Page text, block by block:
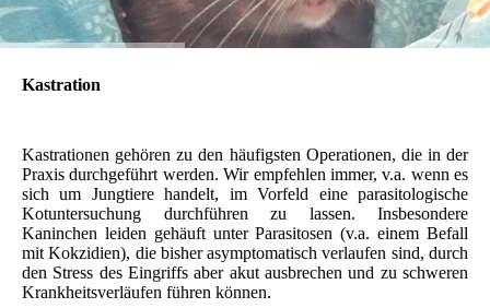
Kastration
Kastrationen gehören zu den häufigsten Operationen, die in der
Praxis durchgeführt werden. Wir empfehlen immer, v.a. wenn es
sich um Jungtiere handelt, im Vorfeld eine parasitologische
Kotuntersuchung durchführen zu lassen. Insbesondere
Kaninchen leiden gehäuft unter Parasitosen (v.a. einem Befall
mit Kokzidien), die bisher asymptomatisch verlaufen sind, durch
den Stress des Eingriffs aber akut ausbrechen und zu schweren
Krankheitsverläufen führen können.